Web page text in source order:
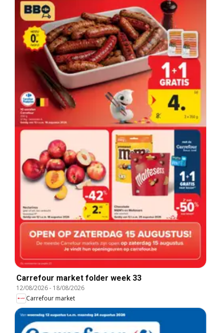
Carrefour market folder week 33
12/08/2026- 18/08/2026
Carrefour market